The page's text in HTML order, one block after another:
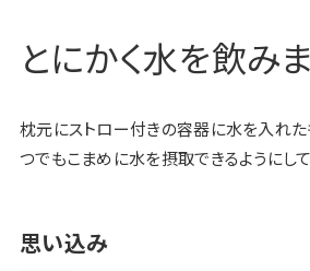
とにかく水を飲みま
枕元にストロー付きの容器に水を入れた
つでもこまめに水を摂取できるようにして
思い込み